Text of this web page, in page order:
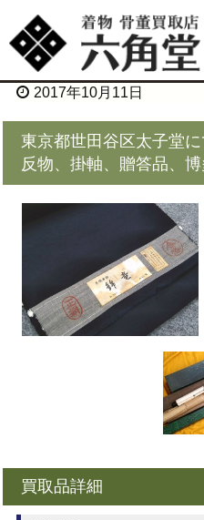
2017年10月11日
東京都世田谷区太子堂
反物、掛軸、贈答品、博
買取品詳細